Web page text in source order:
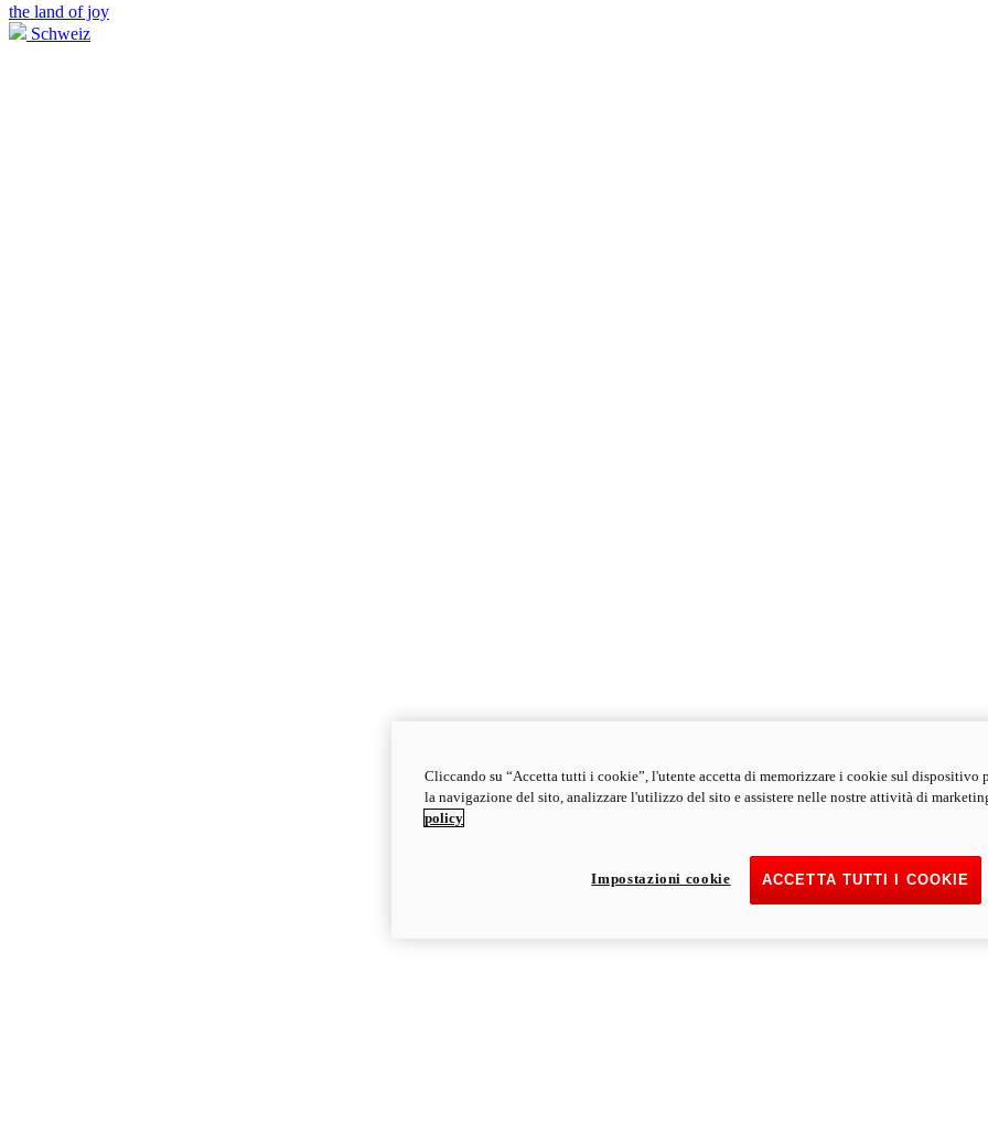
the land of joy
Schweiz
Cliccando su “Accetta tutti i cookie”, l'utente accetta di memorizzare i cookie sul dispositivo
la navigazione del sito, analizzare l'utilizzo del sito e assistere nelle nostre attività di
policy
ACCETTA TUTTI I COOKIE
Impostazioni cookie